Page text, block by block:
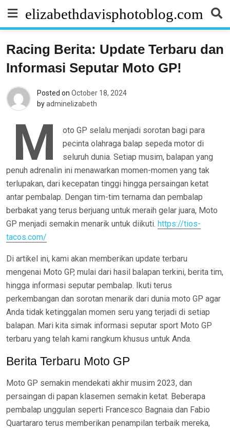
content
elizabethdavisphotoblog.com
Racing Berita: Update Terbaru dan
Informasi Seputar Moto GP!
Posted on October 18, 2024
byadminelizabeth
M
oto GP selalu menjadi sorotan bagi para
pecinta olahraga balap sepeda motor di
seluruh dunia. Setiap musim, balapan yang
penuh adrenalin ini menawarkan momen-momen yang tak
terlupakan, dari kecepatan tinggi hingga persaingan ketat
antar pembalap. Dengan tim-tim ternama dan pembalap
berbakat yang terus berjuang untuk meraih gelar juara, Moto
GP menjadi semakin menarik untuk diikuti. https://tios-
tacos.com/
Di artikel ini, kami akan memberikan update terbaru
mengenai Moto GP, mulai dari hasil balapan terkini, berita tim,
hingga informasi seputar pembalap. Ikuti terus
perkembangan dan sorotan menarik dari dunia moto GP agar
Anda tidak ketinggalan momen seru yang terjadi di setiap
balapan. Mari kita simak informasi seputar sport Moto GP
terbaru yang telah kami rangkum khusus untuk Anda.
Berita Terbaru Moto GP
Moto GP semakin mendekati akhir musim 2023, dan
persaingan di papan klasemen semakin ketat. Beberapa
pembalap unggulan seperti Francesco Bagnaia dan Fabio
Quartararo terus memberikan penampilan terbaik mereka,